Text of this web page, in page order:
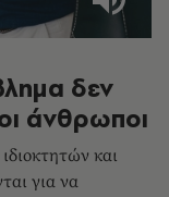
δεν
άνθρωποι
και
για να